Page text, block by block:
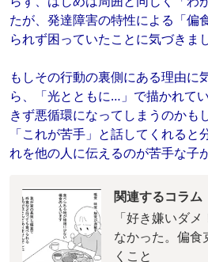
たが、発達障害の特性による「偏
られず困っていたことに気づきまし
もしその行動の裏側にある理由に
ら、「光とともに…」で描かれて
きず悪循環になってしまうのかも
「これが苦手」と話してくれると
れを他の人に伝えるのが苦手な子
関連するコラム
「好き嫌いダ
なかった。偏食
くこと